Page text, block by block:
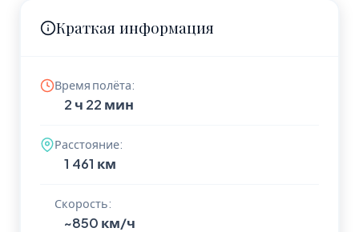
Краткая информация
Время полёта:
2 ч 22 мин
Расстояние:
1 461 км
Скорость:
~850 км/ч